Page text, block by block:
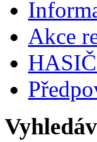
Akce